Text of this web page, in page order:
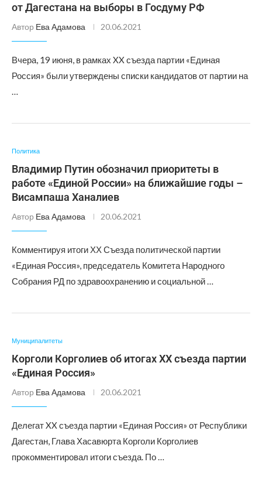
от Дагестана на выборы в Госдуму РФ
Автор Ева Адамова 20.06.2021
Вчера, 19 июня, в рамках XX съезда партии «Единая
Россия» были утверждены списки кандидатов от партии на
…
Политика
Владимир Путин обозначил приоритеты в
работе «Единой России» на ближайшие годы –
Висампаша Ханалиев
Автор Ева Адамова 20.06.2021
Комментируя итоги ХХ Съезда политической партии
«Единая Россия», председатель Комитета Народного
Собрания РД по здравоохранению и социальной …
Муниципалитеты
Корголи Корголиев об итогах XX съезда партии
«Единая Россия»
Автор Ева Адамова 20.06.2021
Делегат XX съезда партии «Единая Россия» от Республики
Дагестан, Глава Хасавюрта Корголи Корголиев
прокомментировал итоги съезда. По …